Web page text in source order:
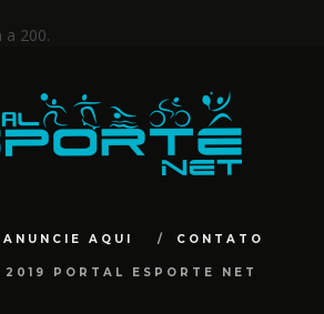
200.
ANUNCIE AQUI CONTATO
2019 PORTAL ESPORTE NET